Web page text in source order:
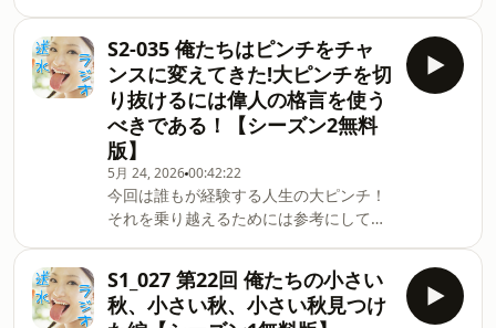
メッセージはこちらか
ら⁠https://forms.gle/uGtvhtGgPuRYRLv17
たな徳の積み方を今日！どなり:洗い魔羅
14世トークテーマ:洗い魔羅14世本エピ
ソードはシーズン2の無料版です。Apple
Podcastのサブスクに登録いただくと毎
週エピソードが届き、公開を終了してい
たシーズン1のエピソードもアーカイブ
として順次お聴きいただけます。サブス
クはApple Podcast限定となります。ご
登録のうえお楽しみください。番組への
メッセージはこちらか
ら⁠https://forms.gle/uGtvhtGgPuRYRLv17
S2-035 俺たちはピンチをチャ
ンスに変えてきた!大ピンチを切
り抜けるには偉人の格言を使う
べきである！【シーズン2無料
版】
5月 24, 202600:42:22
今回は誰もが経験する人生の大ピンチ！
それを乗り越えるためには参考にしてほ
っていること必至です！どなり:情熱のタ
ロイモ改めスカトロバジーナ体位トーク
テーマ:タツノオトシゴ本エピソードはシ
S1_027 第22回 俺たちの小さい
秋、小さい秋、小さい秋見つけ